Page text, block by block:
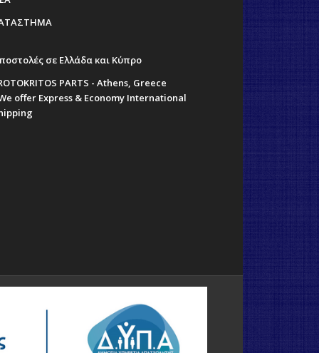
σε Ελλάδα και Κύπρο
PARTS - Athens, Greece
offer Express & Economy International